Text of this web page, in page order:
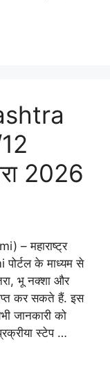
2026
– महाराष्ट्र
के माध्यम से
भू नक्शा और
कर सकते हैं. इस
जानकारी को
स्टेप …